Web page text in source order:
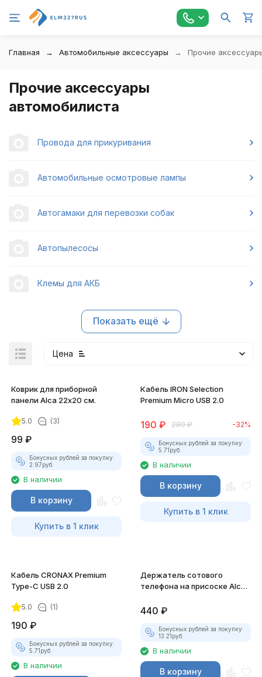
Главная Автомобильные аксессуары Прочие
Прочие аксессуары
автомобилиста
Провода для прикуривания
Автомобильные осмотровые лампы
Автогамаки для перевозки собак
Автопылесосы
Клемы для АКБ
Показать ещё
Цена
Коврик для приборной
панели Alca 22х20 см.
5.0 (3)
99 ₽
Бонусных рублей за покупку:
2.97руб.
В наличии
В корзину
Купить в 1 клик
Кабель IRON Selection
Premium Micro USB 2.0
190 ₽ 280 ₽ -32%
Бонусных рублей за покупку:
5.71руб.
В наличии
В корзину
Купить в 1 клик
Кабель CRONAX Premium
Type-C USB 2.0
5.0 (1)
190 ₽
Бонусных рублей за покупку:
5.71руб.
В наличии
Держатель сотового
телефона на присоске Alca,
440 ₽
Бонусных рублей за покупку:
13.21руб.
В наличии
В корзину